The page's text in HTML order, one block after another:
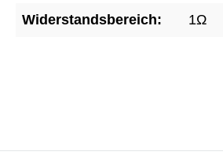
Widerstandsbereich: 1Ω